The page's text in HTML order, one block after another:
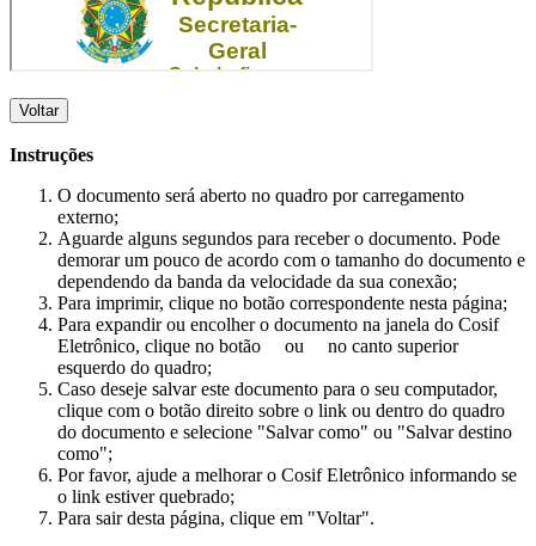
Voltar
Instruções
O documento será aberto no quadro por carregamento
externo;
Aguarde alguns segundos para receber o documento. Pode
demorar um pouco de acordo com o tamanho do documento e
dependendo da banda da velocidade da sua conexão;
Para imprimir, clique no botão correspondente nesta página;
Para expandir ou encolher o documento na janela do Cosif
Eletrônico, clique no botão
ou
no canto superior
esquerdo do quadro;
Caso deseje salvar este documento para o seu computador,
clique com o botão direito sobre o link ou dentro do quadro
do documento e selecione "Salvar como" ou "Salvar destino
como";
Por favor, ajude a melhorar o Cosif Eletrônico informando se
o link estiver quebrado;
Para sair desta página, clique em "Voltar".